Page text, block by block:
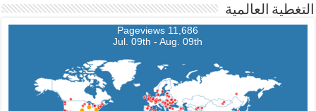
التغطية العالمية
11,686 Pageviews
Jul. 09th - Aug. 09th